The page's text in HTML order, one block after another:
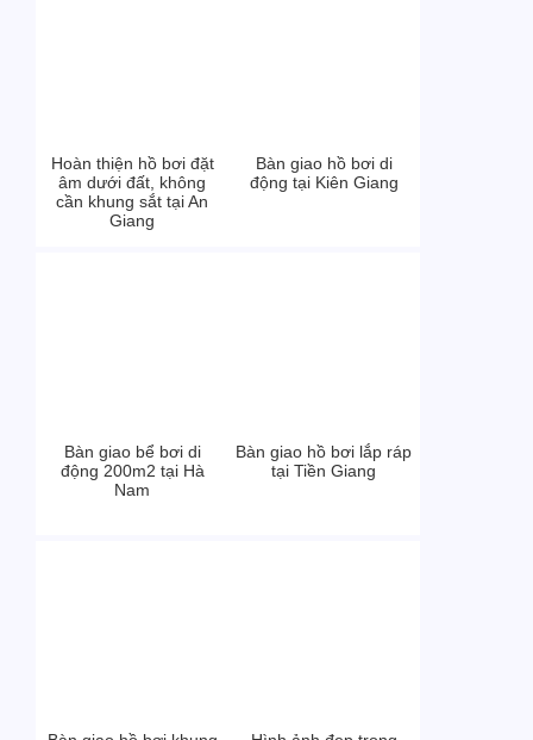
Hoàn thiện hồ bơi đặt
âm dưới đất, không
cần khung sắt tại An
Giang
Bàn giao hồ bơi di
động tại Kiên Giang
Bàn giao bể bơi di
động 200m2 tại Hà
Nam
Bàn giao hồ bơi lắp ráp
tại Tiền Giang